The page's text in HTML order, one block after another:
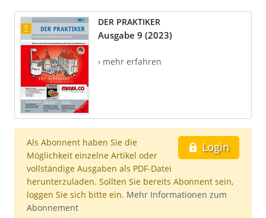
DER PRAKTIKER
Ausgabe 9 (2023)
› mehr erfahren
Login
Als Abonnent haben Sie die
Möglichkeit einzelne Artikel oder
vollständige Ausgaben als PDF-Datei
herunterzuladen. Sollten Sie bereits Abonnent sein,
loggen Sie sich bitte ein. Mehr Informationen zum
Abonnement